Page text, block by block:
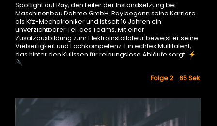
Spotlight auf Ray, den Leiter der Instandsetzung bei
Maschinenbau Dahme GmbH. Ray begann seine Karriere
als Kfz-Mechatroniker und ist seit 16 Jahren ein
unverzichtbarer Teil des Teams. Mit einer
Zusatzausbildung zum Elektroinstallateur beweist er seine
Vielseitigkeit und Fachkompetenz. Ein echtes Multitalent,
das hinter den Kulissen für reibungslose Abläufe sorgt!
Folge 2 65Sek.